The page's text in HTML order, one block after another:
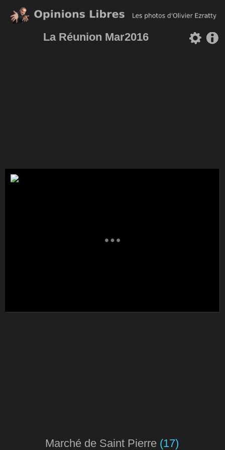
La Réunion Mar2016
Marché de Saint Pierre (17)